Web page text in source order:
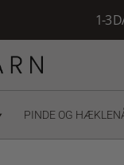
1-3
PINDE OG